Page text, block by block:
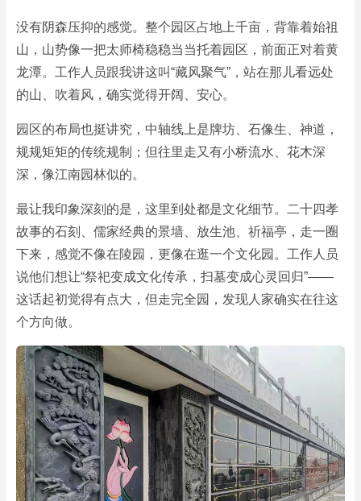
没有阴森压抑的感觉。整个园区占地上千亩，背靠着始祖
山，山势像一把太师椅稳稳当当托着园区，前面正对着黄
龙潭。工作人员跟我讲这叫“藏风聚气”，站在那儿看远处
的山、吹着风，确实觉得开阔、安心。
园区的布局也挺讲究，中轴线上是牌坊、石像生、神道，
规规矩矩的传统规制；但往里走又有小桥流水、花木深
深，像江南园林似的。
最让我印象深刻的是，这里到处都是文化细节。二十四孝
故事的石刻、儒家经典的景墙、放生池、祈福亭，走一圈
下来，感觉不像在陵园，更像在逛一个文化园。工作人员
说他们想让“祭祀变成文化传承，扫墓变成心灵回归”——
这话起初觉得有点大，但走完全园，发现人家确实在往这
个方向做。